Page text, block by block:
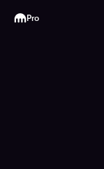
Kraken
Pro